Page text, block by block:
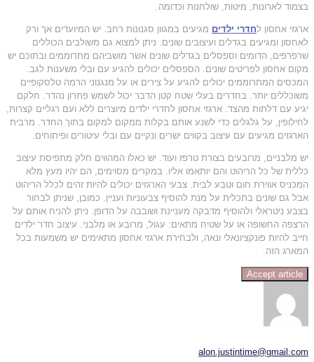
בצמוד לארונות, מיטות, שולחנות וכדומה.
ארגזי אחסון לחדרי ילדים מגיעים במגוון סגנונות רחב. יש המיועדים אך ורק
לאחסון ומגיעים בגדלים ועיצובים שונים. ניתן למצוא גם משולבים הכוללים
שרפרפים, הדומים וספסלים בגדלים שונים אשר מושביהם מתרוממים ובתוכם יש
מקום אחסון לפריטים שונים. הספסלים יכולים להגיע עם ובלי משענות לגב.
המכסים המתרוממים יכולים להגיע על צירים או על מנגנוני הרמה טלסקופיים
משוכללים יותר. בחדרים בעלי שטח קטן הדבר יכול לשמש פתרון נהדר. חלקם
יגיע עם דלתות מהצד. ארגזי אחסון לחדרי ילדים מיוצרים ללא ועם רגליים קצרות,
לחילופין, על גלגלים כדי לשנע אותם בקלות ממקום למקום בתוך החדר. מרבית
הארגזים מגיעים עם עיצוב בקווים ישרים ונקיים עם ובלי עיטורים ופיתוחים.
יש מלבניים, מרובעים בצורת טרפז ועוד. יש כאלו המהווים חלק מתפיסת עיצוב
כללית של כל הריהוט והם יותאמו אליו. במקרים מסוימים, הם יהיו מעץ מלא
המכניס אווירת חום וטבע לבית. צבעי הארגזים יכולים להיות זהים לכלל הריהוט
אבל גם שונים בתכלית על מנת להוסיף צבעוניות ועניין. כמובן, שניתן לבחור
בצבע ניטראלי ולהוסיף מדבקה מעניינת ושובבה על הדופן. ניתן להניח אותם על
הרצפה החשופה או על שטיח מתאים: עגול, מרובע או מלבני. עיצוב חדר ילדים
חייב להיות פונקציונאלי ונאה, ולבחירת ארגזי אחסון מתאימים יש משמעות בכל
המארג הזה.
alon.justintime@gmail.com